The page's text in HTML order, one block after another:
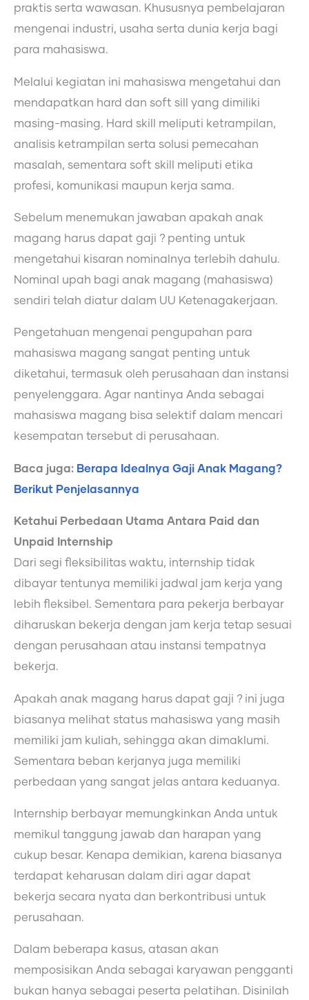
praktis serta wawasan. Khususnya pembelajaran
mengenai industri, usaha serta dunia kerja bagi
para mahasiswa.
Melalui kegiatan ini mahasiswa mengetahui dan
mendapatkan hard dan soft sill yang dimiliki
masing-masing. Hard skill meliputi ketrampilan,
analisis ketrampilan serta solusi pemecahan
masalah, sementara soft skill meliputi etika
profesi, komunikasi maupun kerja sama.
Sebelum menemukan jawaban apakah anak
magang harus dapat gaji ? penting untuk
mengetahui kisaran nominalnya terlebih dahulu.
Nominal upah bagi anak magang (mahasiswa)
sendiri telah diatur dalam UU Ketenagakerjaan.
Pengetahuan mengenai pengupahan para
mahasiswa magang sangat penting untuk
diketahui, termasuk oleh perusahaan dan instansi
penyelenggara. Agar nantinya Anda sebagai
mahasiswa magang bisa selektif dalam mencari
kesempatan tersebut di perusahaan.
Baca juga: Berapa Idealnya Gaji Anak Magang?
Berikut Penjelasannya
Ketahui Perbedaan Utama Antara Paid dan
Unpaid Internship
Dari segi fleksibilitas waktu, internship tidak
dibayar tentunya memiliki jadwal jam kerja yang
lebih fleksibel. Sementara para pekerja berbayar
diharuskan bekerja dengan jam kerja tetap sesuai
dengan perusahaan atau instansi tempatnya
bekerja.
Apakah anak magang harus dapat gaji ? ini juga
biasanya melihat status mahasiswa yang masih
memiliki jam kuliah, sehingga akan dimaklumi.
Sementara beban kerjanya juga memiliki
perbedaan yang sangat jelas antara keduanya.
Internship berbayar memungkinkan Anda untuk
memikul tanggung jawab dan harapan yang
cukup besar. Kenapa demikian, karena biasanya
terdapat keharusan dalam diri agar dapat
bekerja secara nyata dan berkontribusi untuk
perusahaan.
Dalam beberapa kasus, atasan akan
memposisikan Anda sebagai karyawan pengganti
bukan hanya sebagai peserta pelatihan. Disinilah